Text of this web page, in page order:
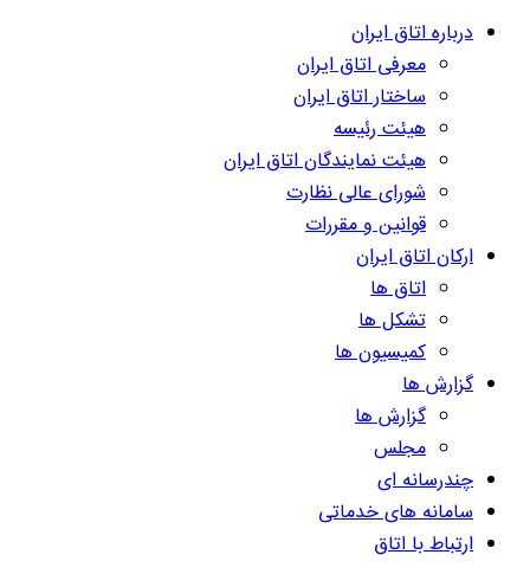
درباره اتاق ایران
معرفی اتاق ایران
ساختار اتاق ایران
هیئت رئیسه
هیئت نمایندگان اتاق ایران
شورای عالی نظارت
قوانین و مقررات
ارکان اتاق ایران
اتاق ها
تشکل ها
کمیسیون ها
گزارش ها
گزارش ها
مجلس
چندرسانه ای
سامانه های خدماتی
ارتباط با اتاق